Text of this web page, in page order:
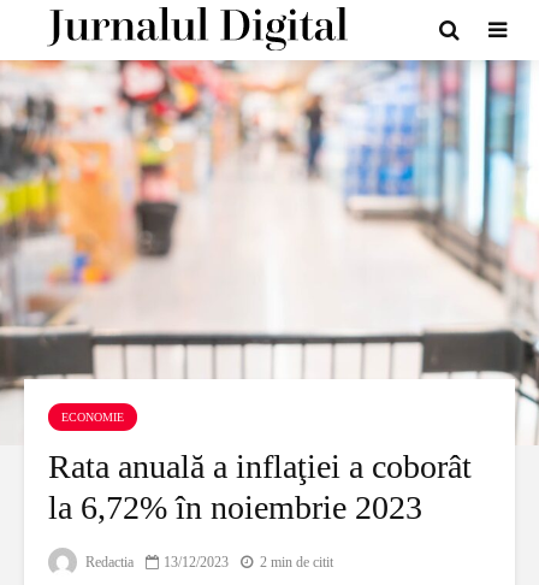
ECONOMIE
Rata anuală a inflaţiei a coborât
la 6,72% în noiembrie 2023
Redactia 13/12/2023 2 min de citit